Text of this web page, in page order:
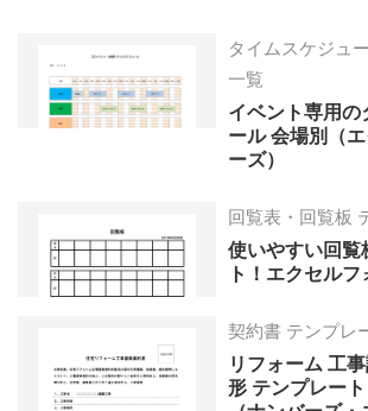
タイムスケジュ
一覧
イベント専用の
ール 会場別（
ーズ）
回覧表・回覧板
使いやすい回覧
ト！エクセル
契約書 テンプレ
リフォーム 工
形 テンプレー